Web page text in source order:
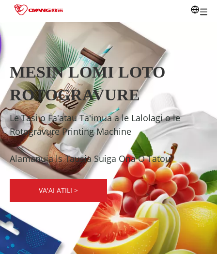
MESIN LOMI LOTO
ROTOGRAVURE
Le Tasi o Fa'atau Ta'imua a le Lalolagi o le
Rotogravure Printing Machine
Alamanuia ls Tausia Suiga Ona O Tatou
VA'AI ATILI >